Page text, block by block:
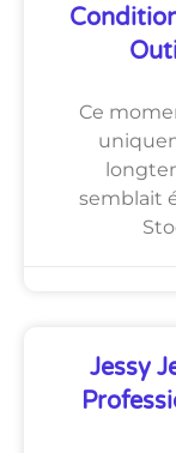
Ce
semblait
Jessy